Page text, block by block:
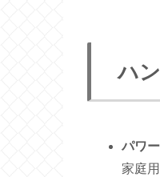
ハ
パワー
家庭